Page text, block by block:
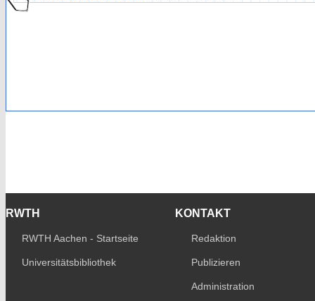
RWTH
RWTH Aachen - Startseite
Universitätsbibliothek
KONTAKT
Redaktion
Publizieren
Administration